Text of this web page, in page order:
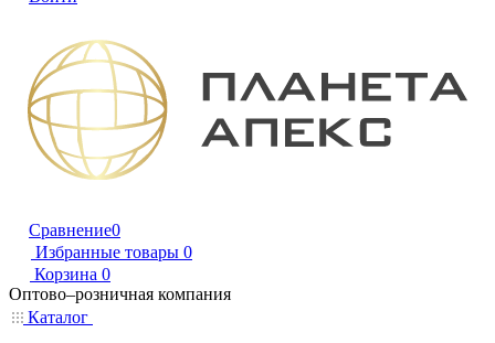
Сравнение0
Избранные товары 0
Корзина 0
Оптово–розничная компания
Каталог